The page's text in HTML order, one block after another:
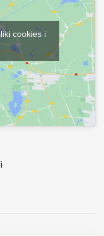
cookies i